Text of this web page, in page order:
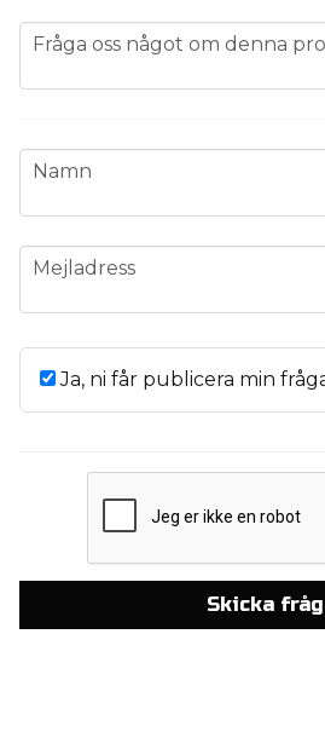
question
Fråga oss något om denna
name
Namn
email
Mejladress
Ja, ni får publicera min
Skicka